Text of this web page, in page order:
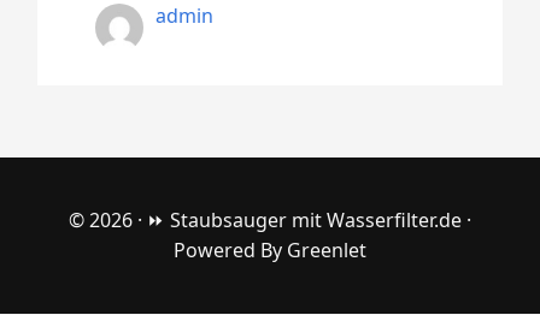
admin
© 2026 · ⏩ Staubsauger mit Wasserfilter.de ·
Powered By Greenlet